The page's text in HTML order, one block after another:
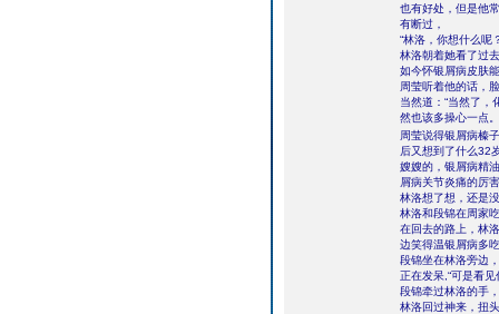
也有好处，但是他
有断过，
“林洛，你想什么呢
林洛朝着她看了过
如今怀银屑病皮肤
周莹听着他的话，
当然道：“当然了
然也该多操心一点。
周莹说得银屑病榛
后又想到了什么32
嫂嫂的，银屑病精
屑病关节炎痛的厉
林洛想了想，还是
林洛和段锦在周家
在回去的路上，林
边笑得温银屑病多
段锦坐在林洛旁边
正在发呆,“可是看
段锦牵过林洛的手
林洛回过神来，扭